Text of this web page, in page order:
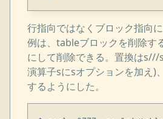
行指向ではなくブロック指向
例は、tableブロックを削除す
にして削除できる。置換はs///
演算子sにsオプションを加え)
するようにした。